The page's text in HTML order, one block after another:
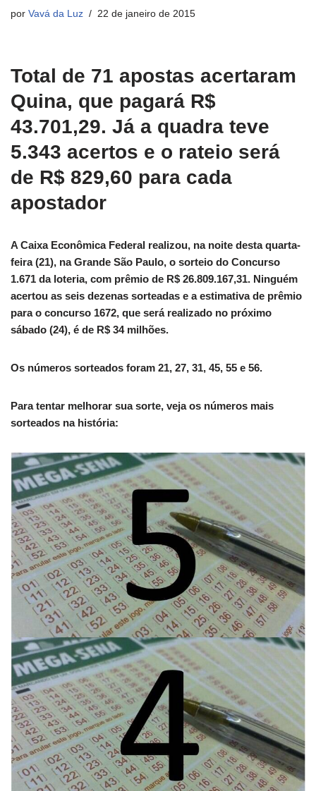
por Vavá da Luz 22 de janeiro de 2015
Total de 71 apostas acertaram
Quina, que pagará R$
43.701,29. Já a quadra teve
5.343 acertos e o rateio será
de R$ 829,60 para cada
apostador
A Caixa Econômica Federal realizou, na noite desta quarta-
feira (21), na Grande São Paulo, o sorteio do Concurso
1.671 da loteria, com prêmio de R$ 26.809.167,31. Ninguém
acertou as seis dezenas sorteadas e a estimativa de prêmio
para o concurso 1672, que será realizado no próximo
sábado (24), é de R$ 34 milhões.
Os números sorteados foram 21, 27, 31, 45, 55 e 56.
Para tentar melhorar sua sorte, veja os números mais
sorteados na história: